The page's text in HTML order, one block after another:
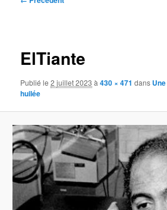
ElTiante
Publié le2 juillet 2023 à430 × 471 dans
huilée